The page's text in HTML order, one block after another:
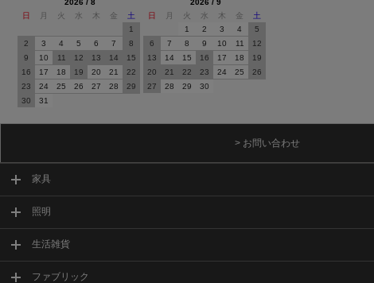
2026 / 8
日
月 火 水 木 金
土
1
2
3 4 5 6 7
8
9
10 11 12 13 14
15
16
17 18 19 20 21
22
23
24 25 26 27 28
29
30
31
2026 / 9
日
月 火 水 木 金
土
1
2 3 4
5
6
7 8 9 10 11
12
13
14 15 16 17 18
19
20
21 22 23 24 25
26
27
28 29 30
> お問い合わせ
家具
照明
生活雑貨
ファブリック